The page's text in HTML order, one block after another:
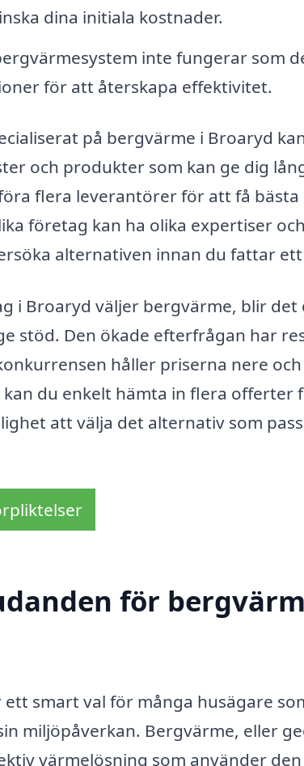
dina initiala kostnader.
inte fungerar som
för att återskapa effektivitet.
på bergvärme i Broaryd
och produkter som kan ge dig
flera leverantörer för att få bästa
företag kan ha olika expertiser
alternativen innan du fattar
i Broaryd väljer bergvärme, blir det
stöd. Den ökade efterfrågan har
håller priserna nere
du enkelt hämta in flera offerter
att välja det alternativ som
för
smart val för många husägare
miljöpåverkan. Bergvärme, eller
värmelösning som använder